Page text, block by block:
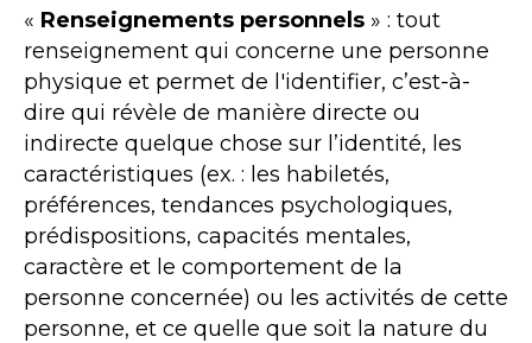
« Renseignements personnels » : tout
renseignement qui concerne une personne
physique et permet de l'identifier, c’est-à-
dire qui révèle de manière directe ou
indirecte quelque chose sur l’identité, les
caractéristiques (ex. : les habiletés,
préférences, tendances psychologiques,
prédispositions, capacités mentales,
caractère et le comportement de la
personne concernée) ou les activités de cette
personne, et ce quelle que soit la nature du